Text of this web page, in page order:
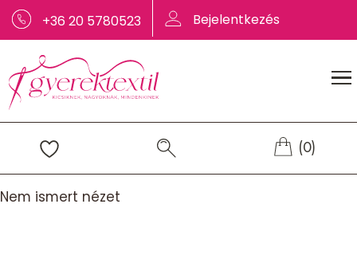
+36 20 5780523 Bejelentkezés
(0)
Nem ismert nézet